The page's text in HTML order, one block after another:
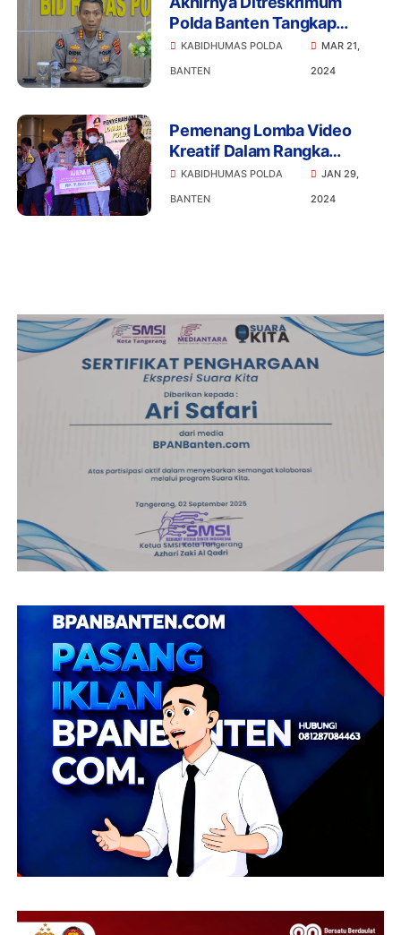
Polda Banten Tangkap
Pelaku DPO Pemalsuan
Dokumen Pertanahan
KABIDHUMAS POLDA
BANTEN
MAR 21,
2024
Pemenang Lomba Video
Kreatif Dalam Rangka
Menghadapi Pemilu 2024 di
Umumkan Polda Banten
KABIDHUMAS POLDA
BANTEN
JAN 29,
2024